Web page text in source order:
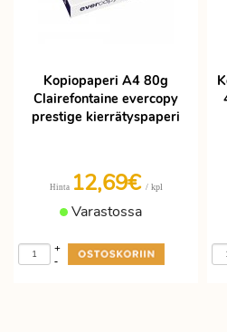
Kopiopaperi A4 80g
Clairefontaine evercopy
prestige kierrätyspaperi
Hinta 12,69€ / kpl
Varastossa
-
+